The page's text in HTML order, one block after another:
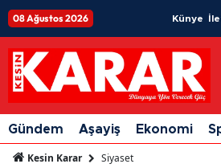
08 Ağustos 2026 Künye
Gündem Aşayiş Ekonomi
Kesin Karar Siyaset